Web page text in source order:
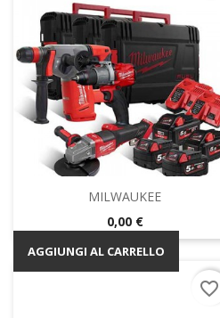
MILWAUKEE
Prezzo
0,00 €
AGGIUNGI AL CARRELLO
favorite_border